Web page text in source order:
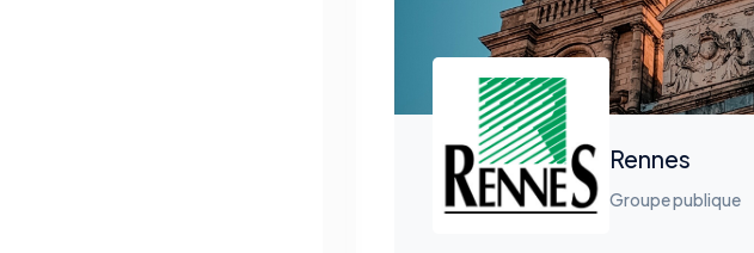
Rennes
Groupe publique